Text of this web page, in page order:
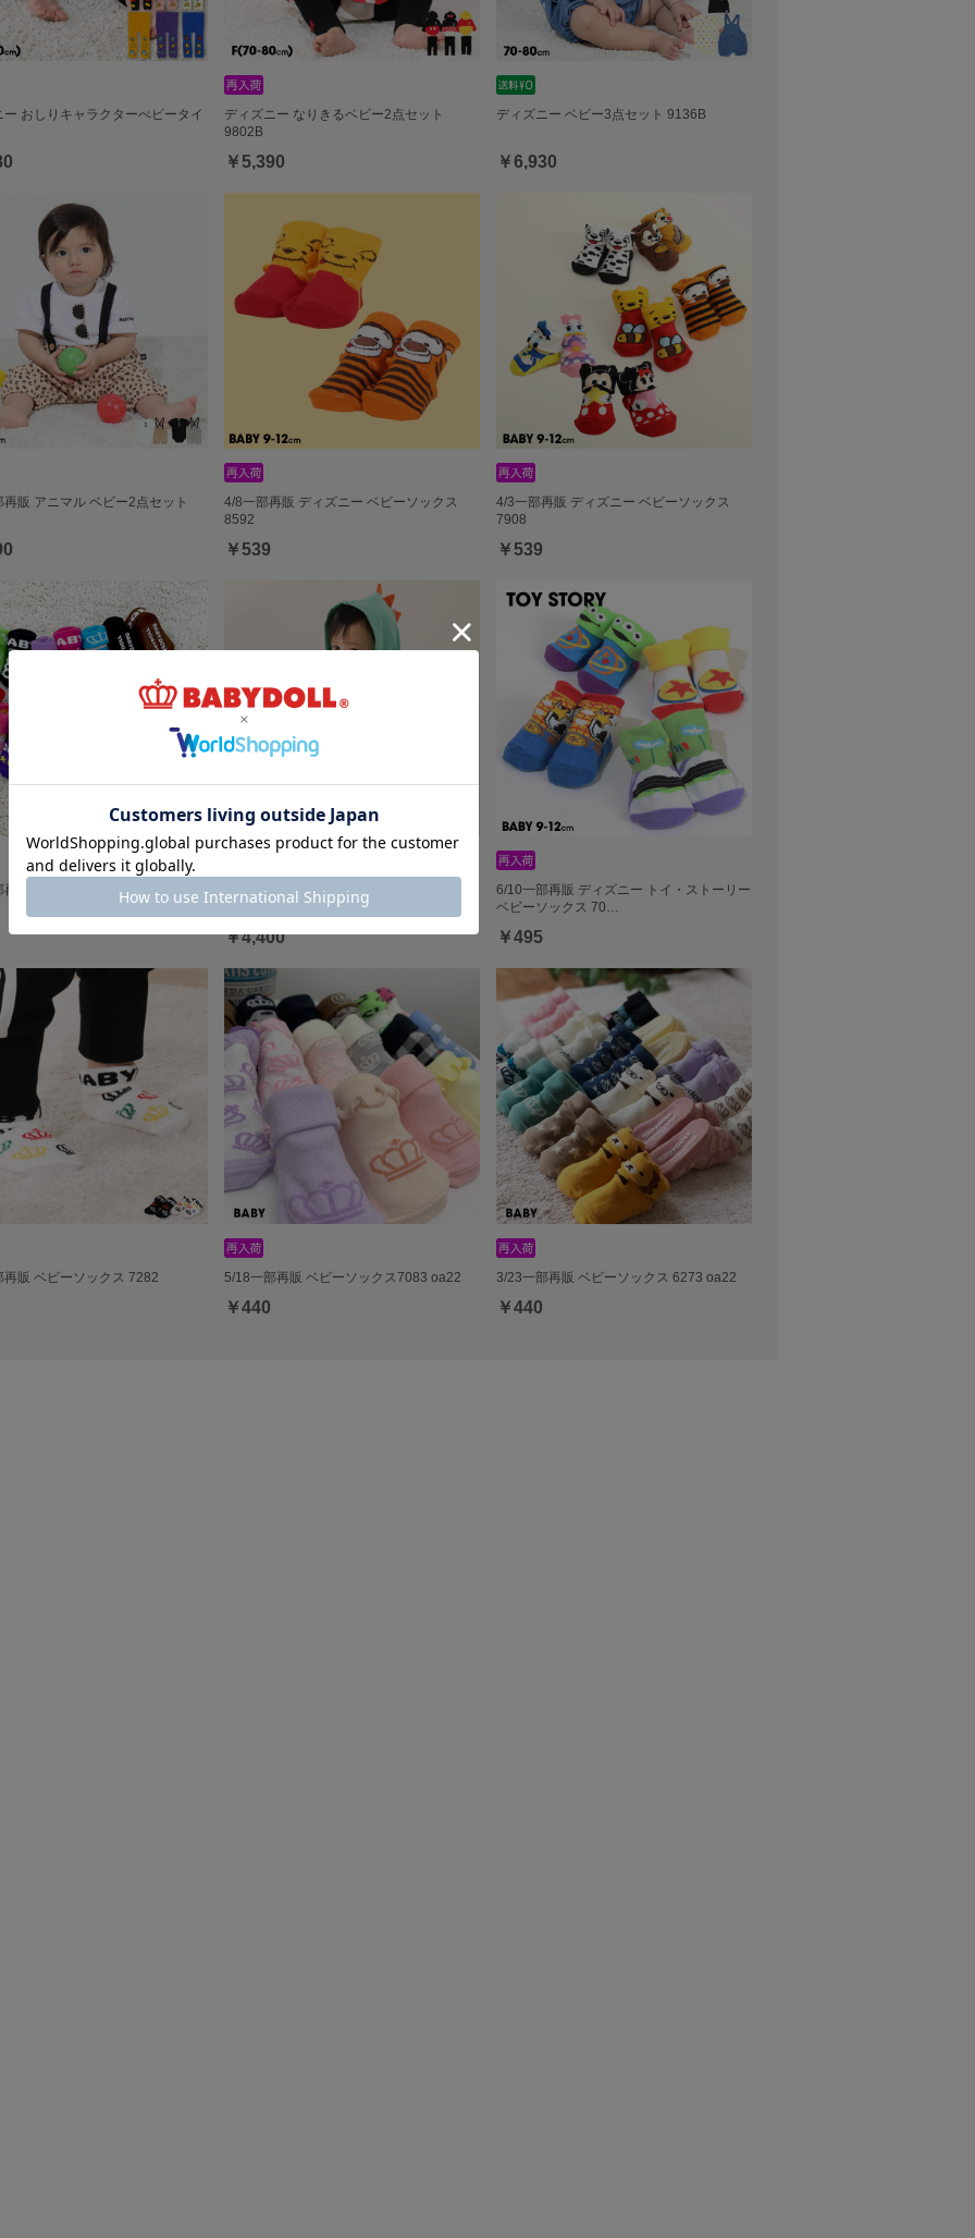
ー おしりキャラクターべビータイ
ディズニー なりきるベビー2点セット
9802B
￥5,390
ディズニー ベビー3点セット 9136B
￥6,930
販 アニマル ベビー2点セット
4/8一部再販 ディズニー ベビーソックス
8592
￥539
4/3一部再販 ディズニー ベビーソックス
7908
￥539
販 ベビーソックス 7900 os23 アニマルベビー2点セット 7081B oa23
￥4,400
6/10一部再販 ディズニー トイ・ストーリー
ベビーソックス 70…
￥495
再販 ベビーソックス 7282 5/18一部再販 ベビーソックス7083 oa22
￥440
3/23一部再販 ベビーソックス 6273 oa22
￥440